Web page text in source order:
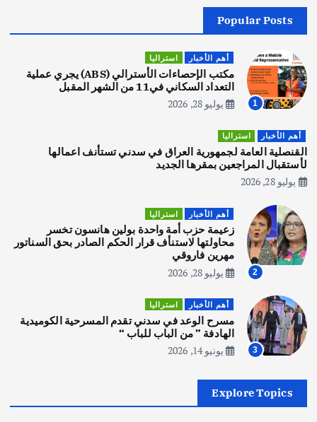
2
اصبح بطلاً لأستراليا بلعبة كمال الاجسام
يوليو 30, 2026
3
يوليو 30, 2026
4
المقبل
يوليو 28, 2026
أهم الأخبار ثقافة وفنون
انطلاق ورشة التمثيل في مدينة كلباء الاماراتية
أغسطس 5, 2026
في جذور المشكلة وحلولها المستدامة
Popular Posts
1
أهم الأخبار استراليا
مكتب الإحصاءات الأسترالي (ABS) يجري عملية
التعداد السكاني في11 من الشهر المقبل
يوليو 28, 2026
أهم الأخبار استراليا
القنصلية العامة لجمهورية العراق في سدني تستأنف اعمالها
لأستقبال المراجعين بمقرها الجديد
يوليو 28, 2026
2
أهم الأخبار استراليا
زعيمة حزب أمة واحدة بولين هانسون تخسر
محاولتها لاستنأف قرار الحكم الصادر بحق السناتور
مهرين فاروقي
يوليو 28, 2026
3
أهم الأخبار استراليا
مسرح الوعد في سدني تقدم المسرحية الكوميدية
الهادفة ” من الباب للباب “
يونيو 14, 2026
Explore Topics